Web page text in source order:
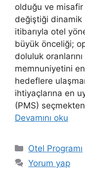
olduğu ve
değiştiği dinamik
itibarıyla otel
büyük önceliği;
doluluk
memnuniyetini
hedeflere
ihtiyaçlarına en
(PMS)
Devamını oku
Kategoriler
Otel Programı
Yorum yap